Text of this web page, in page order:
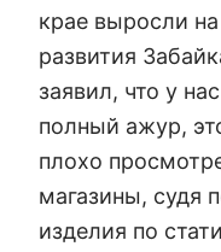
крае выросли
развития
заявил, что у
полный ажур,
плохо
магазины, судя
изделия по